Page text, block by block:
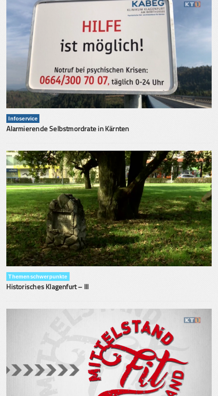
Infoservice
Alarmierende Selbstmordrate in Kärnten
Themenschwerpunkte
Historisches Klagenfurt – III